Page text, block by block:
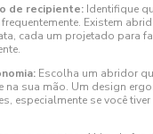
de recipiente: Identifique
Existem
cada um projetado para
Escolha um abridor
na sua mão. Um design
especialmente se você